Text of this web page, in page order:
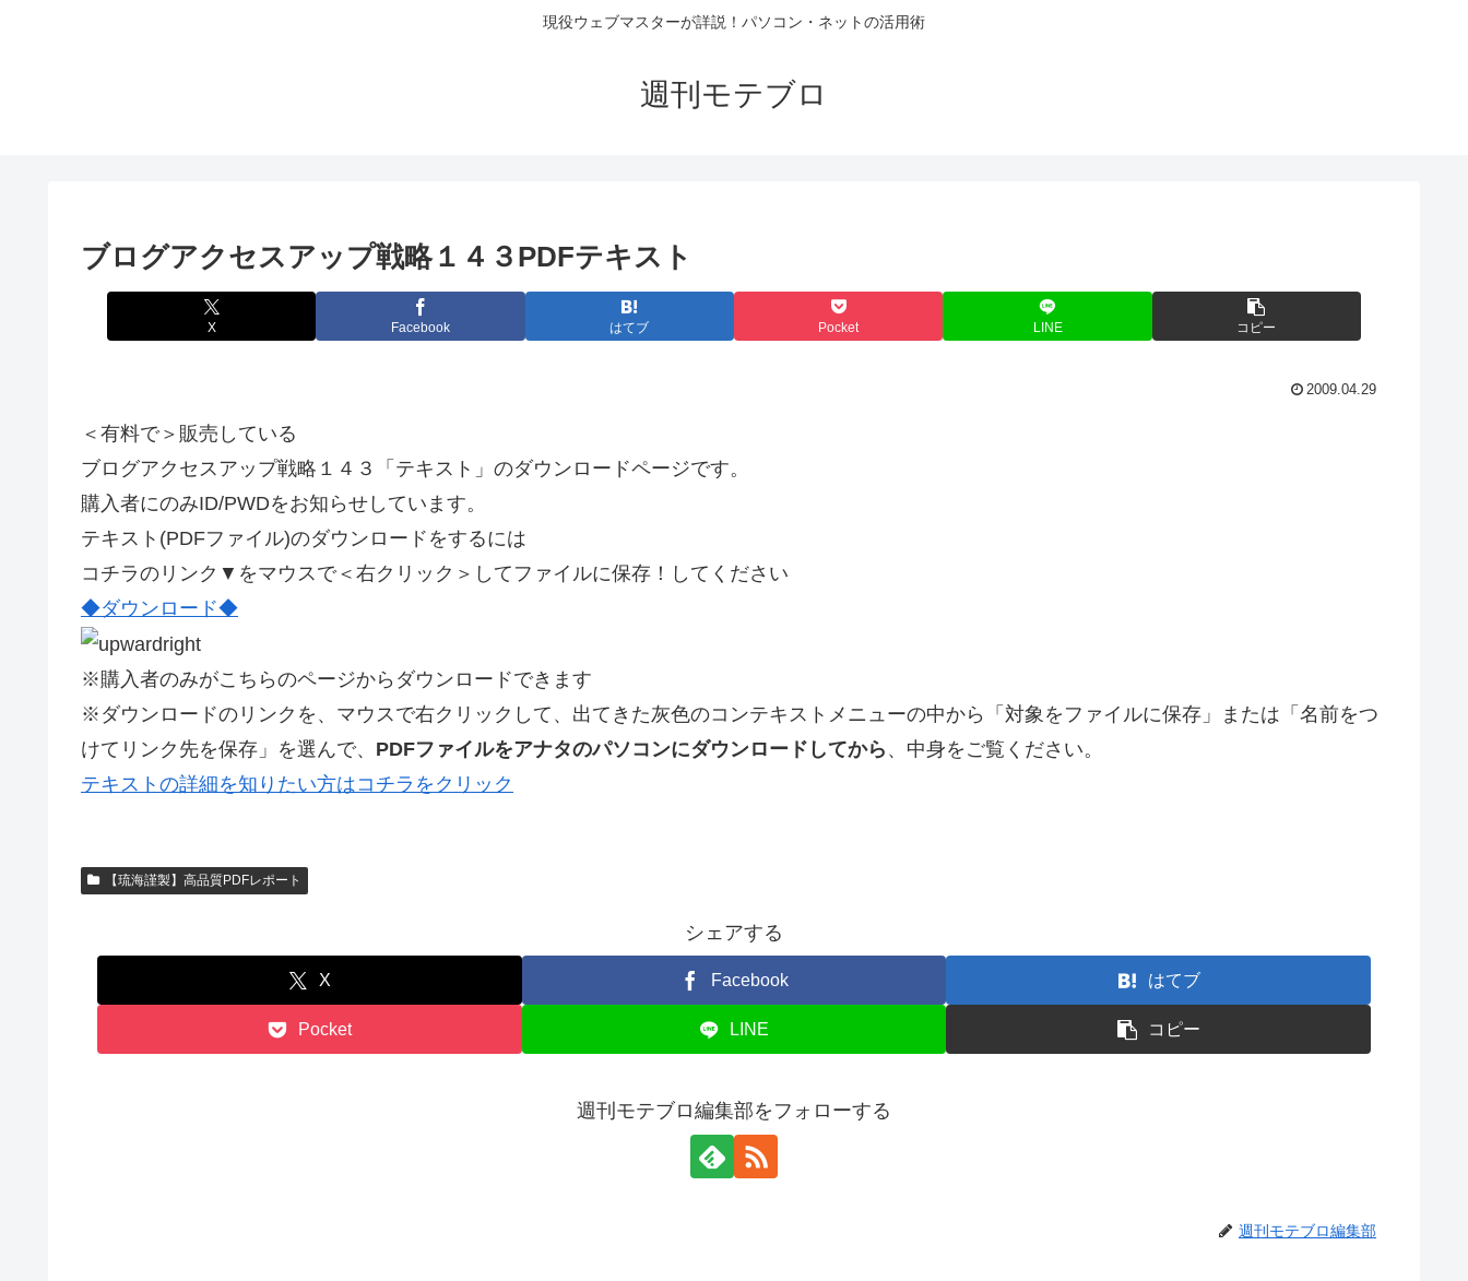
現役ウェブマスターが詳説！パソコン・ネットの活用術
週刊モテブロ
ブログアクセスアップ戦略１４３PDFテキスト
X Facebook はてブ Pocket LINE コピー
2009.04.29
＜有料で＞販売している
ブログアクセスアップ戦略１４３「テキスト」のダウンロードページです。
購入者にのみID/PWDをお知らせしています。
テキスト(PDFファイル)のダウンロードをするには
コチラのリンク▼をマウスで＜右クリック＞してファイルに保存！してください
◆ダウンロード◆
※購入者のみがこちらのページからダウンロードできます
※ダウンロードのリンクを、マウスで右クリックして、出てきた灰色のコンテキストメニューの中から「対象をファイルに保存」または「名前をつ
けてリンク先を保存」を選んで、 PDFファイルをアナタのパソコンにダウンロードしてから 、中身をご覧ください。
テキストの詳細を知りたい方はコチラをクリック
【琉海謹製】高品質PDFレポート
シェアする
X Facebook はてブ
Pocket LINE コピー
週刊モテブロ編集部をフォローする
週刊モテブロ編集部